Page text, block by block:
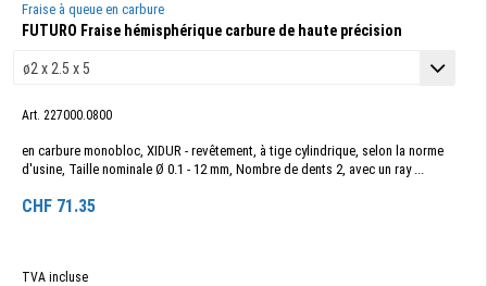
Fraise à queue en carbure
FUTURO Fraise hémisphérique carbure de haute précision
Art. 227000.0800
en carbure monobloc, XIDUR - revêtement, à tige cylindrique, selon la norme
d'usine, Taille nominale Ø 0.1 - 12 mm, Nombre de dents 2, avec un ray ...
CHF 71.35
TVA incluse